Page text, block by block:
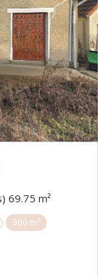
Maison 4 pièce(s) 2 chambre(s) 69.75 m²
360 m²